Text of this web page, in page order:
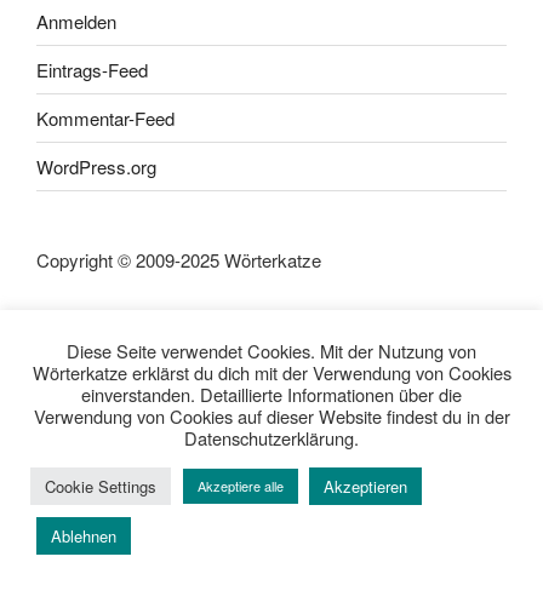
Anmelden
Eintrags-Feed
Kommentar-Feed
WordPress.org
Copyright © 2009-2025 Wörterkatze
SEITEN
Impressum
Haftungsausschluss
Datenschutzerklärung
Rezensionpolitik
Bewertungsschema
Media-Kit
Diese Seite verwendet Cookies. Mit der Nutzung von
Wörterkatze erklärst du dich mit der Verwendung von Cookies
einverstanden. Detaillierte Informationen über die
Verwendung von Cookies auf dieser Website findest du in der
Datenschutzerklärung.
Cookie Settings Akzeptiere alle Akzeptieren
Ablehnen